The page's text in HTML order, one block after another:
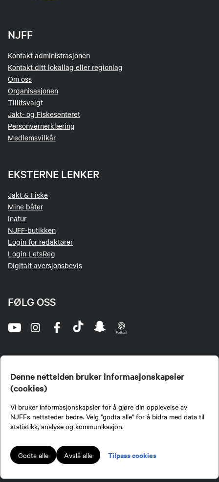
Denne nettsiden bruker informasjonskapsler
(cookies)
Vi bruker informasjonskapsler for å gjøre din opplevelse av
NJFFs nettsteder bedre. Velg "godta alle" for å bidra med data til
statistikk, analyse og kommunikasjon.
Godta alle Avslå alle Tilpass cookies
NJFF
Kontakt administrasjonen
Kontakt ditt lokallag eller regionlag
Om oss
Organisasjonen
Tillitsvalgt
Jakt- og Fiskesenteret
Personvernerklæring
Medlemsvilkår
EKSTERNE LENKER
Jakt & Fiske
Mine båter
Inatur
NJFF-butikken
Login for redaktører
Login LetsReg
Digitalt aversjonsbevis
FØLG OSS
jegere og sportsfiskere og et av de viktigste miljøene for formidling av kunnskap om jakt og
fiske i Norge. Vi er en partipolitisk nøytral organisasjon, men har et sterkt jakt-, fiske-, og
naturpolitisk engasjement i mange saker.
Lokalforeninger tilsluttet Norges Jeger- og Fiskerforbund har ansvar for innhold de
publiserer på njff.no.